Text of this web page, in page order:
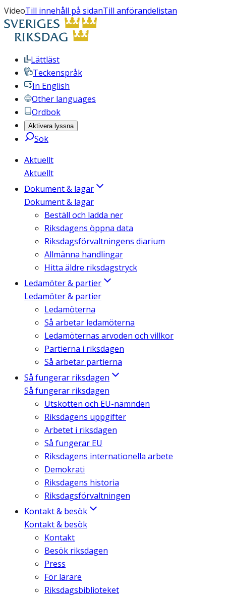
VideoTill innehåll på sidanTill anförandelistan
Lättläst
Teckenspråk
In English
Other languages
Ordbok
Aktivera lyssna
Sök
Aktuellt
Aktuellt
Dokument & lagar
Dokument & lagar
Beställ och ladda ner
Riksdagens öppna data
Riksdagsförvaltningens diarium
Allmänna handlingar
Hitta äldre riksdagstryck
Ledamöter & partier
Ledamöter & partier
Ledamöterna
Så arbetar ledamöterna
Ledamöternas arvoden och villkor
Partierna i riksdagen
Så arbetar partierna
Så fungerar riksdagen
Så fungerar riksdagen
Utskotten och EU-nämnden
Riksdagens uppgifter
Arbetet i riksdagen
Så fungerar EU
Riksdagens internationella arbete
Demokrati
Riksdagens historia
Riksdagsförvaltningen
Kontakt & besök
Kontakt & besök
Kontakt
Besök riksdagen
Press
För lärare
Riksdagsbiblioteket